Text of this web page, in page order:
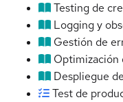
Testing de
Logging y
Gestión de
Optimización
Despliegue
Test de